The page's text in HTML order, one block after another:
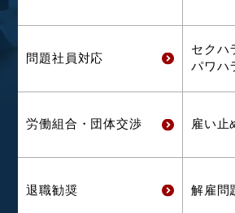
問題社員対応
セクハ
パワハ
労働組合・ 団体交渉 雇い止
退職勧奨 解雇問